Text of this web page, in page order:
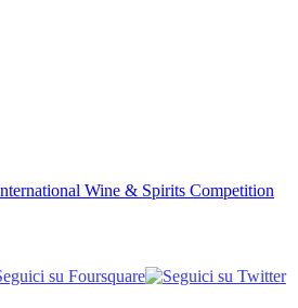
Wine & Spirits Competition